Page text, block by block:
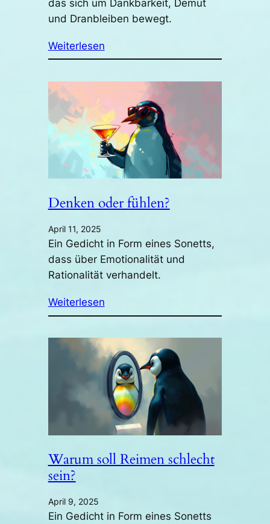
das sich um Dankbarkeit, Demut
und Dranbleiben bewegt.
Weiterlesen
Denken oder fühlen?
April 11, 2025
Ein Gedicht in Form eines Sonetts,
dass über Emotionalität und
Rationalität verhandelt.
Weiterlesen
Warum soll Reimen schlecht
sein?
April 9, 2025
Ein Gedicht in Form eines Sonetts